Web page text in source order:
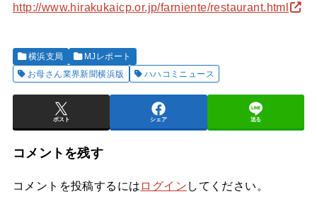
http://www.hirakukaicp.or.jp/farniente/restaurant.html
横浜支局
MJレポート
お母さん業界新聞横浜版
ハハコミニュース
ポスト シェア 送る
コメントを残す
コメントを投稿するには ログイン してください。